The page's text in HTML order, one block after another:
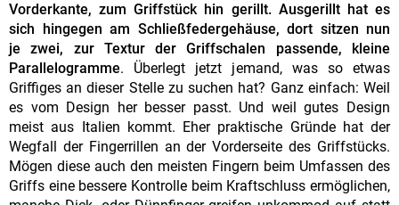
Vorderkante, zum Griffstück hin gerillt. Ausgerillt hat es
sich hingegen am Schließfedergehäuse, dort sitzen nun
je zwei, zur Textur der Griffschalen passende, kleine
Parallelogramme. Überlegt jetzt jemand, was so etwas
Griffiges an dieser Stelle zu suchen hat? Ganz einfach: Weil
es vom Design her besser passt. Und weil gutes Design
meist aus Italien kommt. Eher praktische Gründe hat der
Wegfall der Fingerrillen an der Vorderseite des Griffstücks.
Mögen diese auch den meisten Fingern beim Umfassen des
Griffs eine bessere Kontrolle beim Kraftschluss ermöglichen,